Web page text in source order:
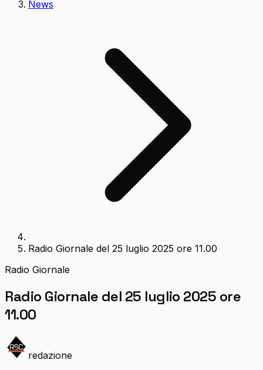
News
Radio Giornale del 25 luglio 2025 ore 11.00
Radio Giornale
Radio Giornale del 25 luglio 2025 ore
11.00
redazione